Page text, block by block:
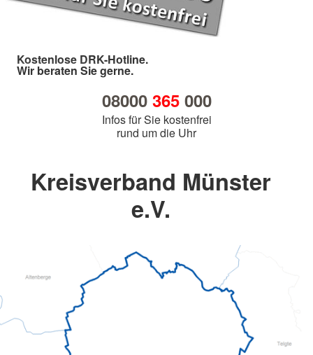
Kostenlose DRK-Hotline.
Wir beraten Sie gerne.
08000 365000
Infos für Sie kostenfrei
rund um die Uhr
Kreisverband Münster
e.V.